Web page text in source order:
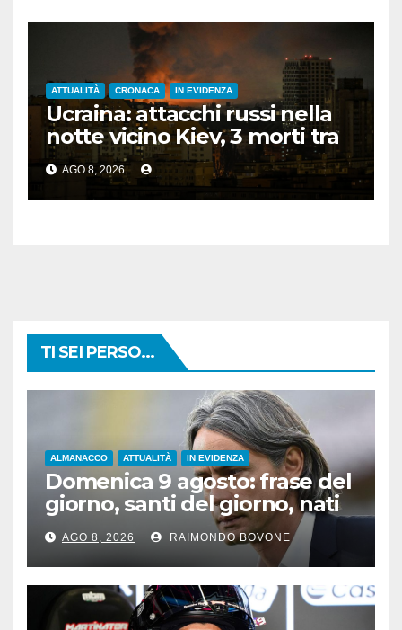
ATTUALITÀ CRONACA IN EVIDENZA
Ucraina: attacchi russi nella
notte vicino Kiev, 3 morti tra
cui 1 bambino
AGO 8, 2026
TI SEI PERSO...
ALMANACCO ATTUALITÀ IN EVIDENZA
Domenica 9 agosto: frase del
giorno, santi del giorno, nati
famosi, accadde oggi
AGO 8, 2026 RAIMONDO BOVONE